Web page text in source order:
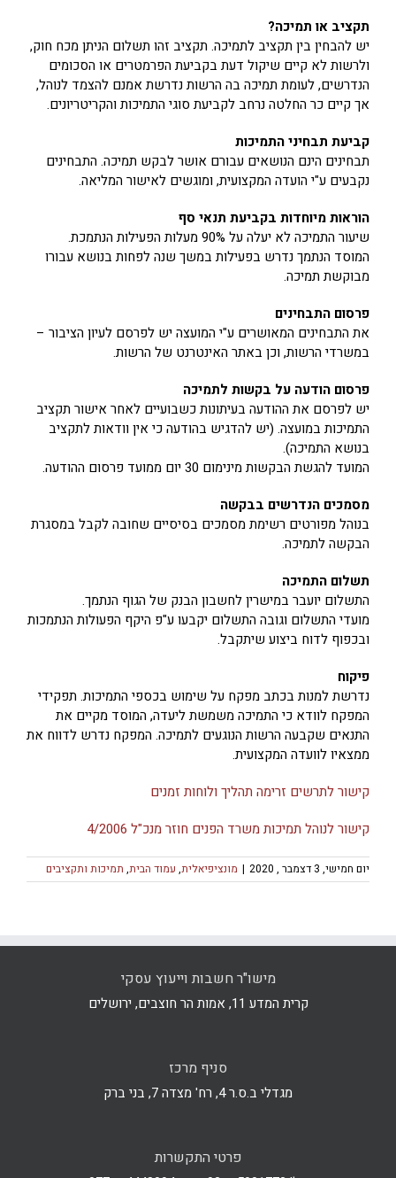
תקציב או תמיכה?
יש להבחין בין תקציב לתמיכה. תקציב זהו תשלום הניתן מכח חוק,
ולרשות לא קיים שיקול דעת בקביעת הפרמטרים או הסכומים
הנדרשים, לעומת תמיכה בה הרשות נדרשת אמנם להצמד לנוהל,
אך קיים כר החלטה נרחב לקביעת סוגי התמיכות והקריטריונים.
קביעת תבחיני התמיכות
תבחינים הינם הנושאים עבורם אושר לבקש תמיכה. התבחינים
נקבעים ע"י הועדה המקצועית, ומוגשים לאישור המליאה.
הוראות מיוחדות בקביעת תנאי סף
שיעור התמיכה לא יעלה על 90% מעלות הפעילות הנתמכת.
המוסד הנתמך נדרש בפעילות במשך שנה לפחות בנושא עבורו
מבוקשת תמיכה.
פרסום התבחינים
את התבחינים המאושרים ע"י המועצה יש לפרסם לעיון הציבור –
במשרדי הרשות, וכן באתר האינטרנט של הרשות.
פרסום הודעה על בקשות לתמיכה
יש לפרסם את ההודעה בעיתונות כשבועיים לאחר אישור תקציב
התמיכות במועצה. (יש להדגיש בהודעה כי אין וודאות לתקציב
בנושא התמיכה).
המועד להגשת הבקשות מינימום 30 יום ממועד פרסום ההודעה.
מסמכים הנדרשים בבקשה
בנוהל מפורטים רשימת מסמכים בסיסיים שחובה לקבל במסגרת
הבקשה לתמיכה.
תשלום התמיכה
התשלום יועבר במישרין לחשבון הבנק של הגוף הנתמך.
מועדי התשלום וגובה התשלום יקבעו ע"פ היקף הפעולות הנתמכות
ובכפוף לדוח ביצוע שיתקבל.
פיקוח
נדרשת למנות בכתב מפקח על שימוש בכספי התמיכות. תפקידי
המפקח לוודא כי התמיכה משמשת ליעדה, המוסד מקיים את
התנאים שקבעה הרשות הנוגעים לתמיכה. המפקח נדרש לדווח את
ממצאיו לוועדה המקצועית.
קישור לתרשים זרימה תהליך ולוחות זמנים
קישור לנוהל תמיכות משרד הפנים חוזר מנכ"ל 4/2006
יום חמישי, 3 דצמבר , 2020 | מונציפיאלית, עמוד הבית, תמיכות ותקציבים
מישו"ר חשבות וייעוץ עסקי
קרית המדע 11, אמות הר חוצבים, ירושלים
סניף מרכז
מגדלי ב.ס.ר 4, רח' מצדה 7, בני ברק
פרטי התקשרות